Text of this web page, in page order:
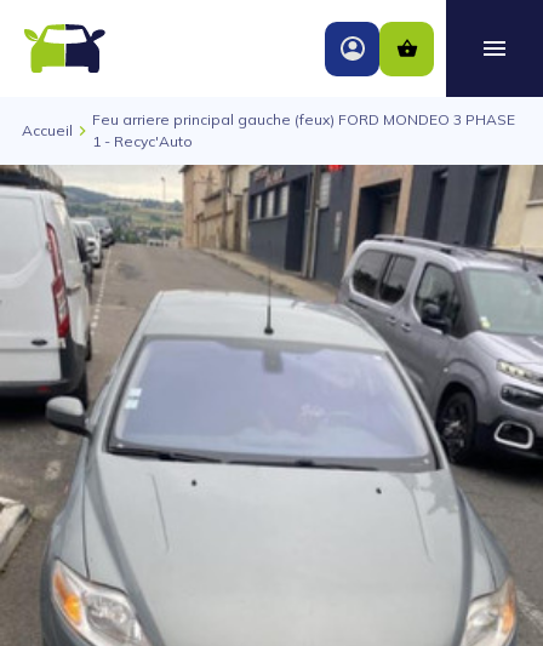
Accueil
Feu arriere principal gauche (feux) FORD MONDEO 3 PHASE
1 - Recyc'Auto